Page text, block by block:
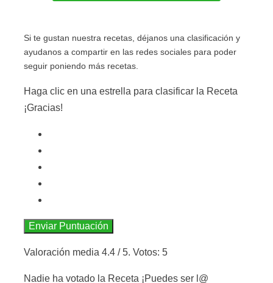
Si te gustan nuestra recetas, déjanos una clasificación y
ayudanos a compartir en las redes sociales para poder
seguir poniendo más recetas.
Haga clic en una estrella para clasificar la Receta
¡Gracias!
Enviar Puntuación
Valoración media 4.4 / 5. Votos: 5
Nadie ha votado la Receta ¡Puedes ser l@